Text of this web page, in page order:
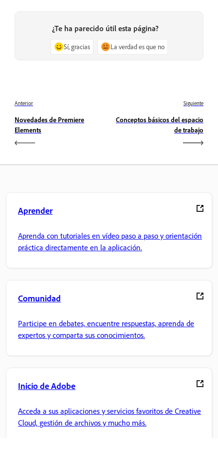
¿Te ha parecido útil esta página?
Sí, gracias La verdad es que no
Anterior
Novedades de Premiere
Elements
Siguiente
Conceptos básicos del espacio
de trabajo
Aprender
Aprenda con tutoriales en vídeo paso a paso y orientación
práctica directamente en la aplicación.
Comunidad
Participe en debates, encuentre respuestas, aprenda de
expertos y comparta sus conocimientos.
Inicio de Adobe
Acceda a sus aplicaciones y servicios favoritos de Creative
Cloud, gestión de archivos y mucho más.